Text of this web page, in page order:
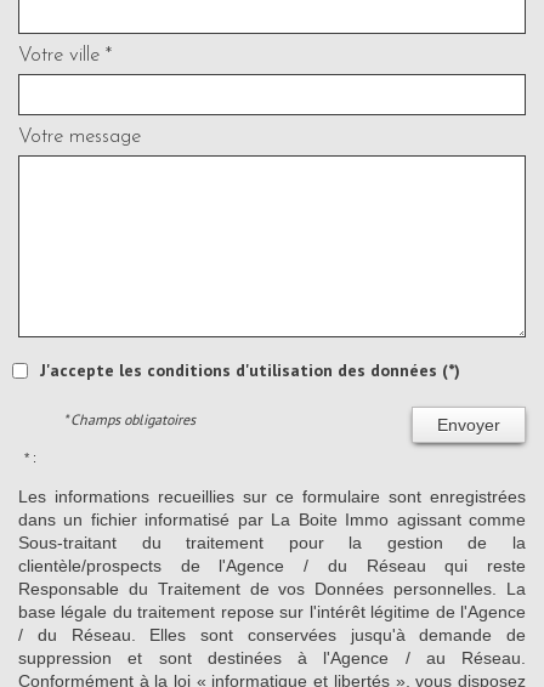
Votre ville *
Votre message
J'accepte les conditions d'utilisation des données (*)
Envoyer
* Champs obligatoires
* :
Les informations recueillies sur ce formulaire sont enregistrées
dans un fichier informatisé par La Boite Immo agissant comme
Sous-traitant du traitement pour la gestion de la
clientèle/prospects de l'Agence / du Réseau qui reste
Responsable du Traitement de vos Données personnelles. La
base légale du traitement repose sur l'intérêt légitime de l'Agence
/ du Réseau. Elles sont conservées jusqu'à demande de
suppression et sont destinées à l'Agence / au Réseau.
Conformément à la loi « informatique et libertés », vous disposez